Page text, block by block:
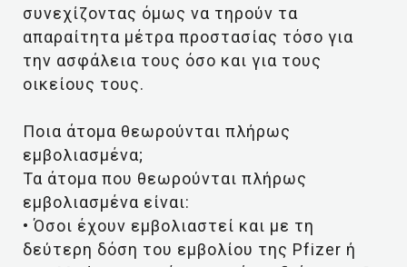
συνεχίζοντας όμως να τηρούν τα
απαραίτητα μέτρα προστασίας τόσο για
την ασφάλεια τους όσο και για τους
οικείους τους.
Ποια άτομα θεωρούνται πλήρως
εμβολιασμένα;
Τα άτομα που θεωρούνται πλήρως
εμβολιασμένα είναι:
• Όσοι έχουν εμβολιαστεί και με τη
δεύτερη δόση του εμβολίου της Pfizer ή